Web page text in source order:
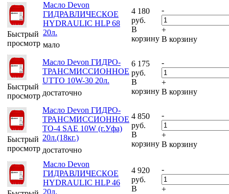
Быстрый
просмотр
Масло Devon
ГИДРАВЛИЧЕСКОЕ
HYDRAULIC HLP 68
20л.
мало
4 180
руб.
В
корзину
-
+
В корзину
Быстрый
просмотр
Масло Devon ГИДРО-
ТРАНСМИССИОННОЕ
UTTO 10W-30 20л.
достаточно
6 175
руб.
В
корзину
-
+
В корзину
Быстрый
просмотр
Масло Devon ГИДРО-
ТРАНСМИССИОННОЕ
TO-4 SAE 10W (г.Уфа)
20л.(18кг.)
достаточно
4 850
руб.
В
корзину
-
+
В корзину
Масло Devon
ГИДРАВЛИЧЕСКОЕ
HYDRAULIC HLP 46
20л.
4 920
руб.
В
-
+